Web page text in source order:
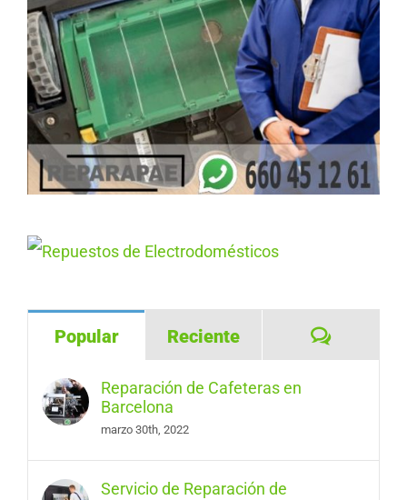
Popular Reciente
Reparación de Cafeteras en
Barcelona
marzo 30th, 2022
Servicio de Reparación de